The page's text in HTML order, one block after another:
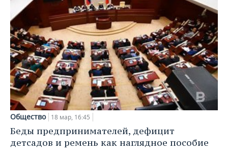
Общество 18 мар, 16:45
Беды предпринимателей, дефицит
детсадов и ремень как наглядное пособие